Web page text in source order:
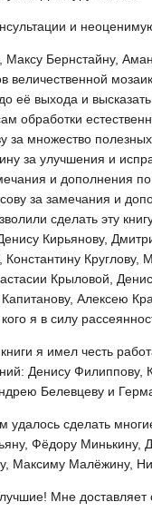
и
Бернстайну,
её выхода и
обработки
множество
за улучшения и
и дополнения
за замечания и
сделать эту
Кирьянову,
Крыловой,
Алексею
я в силу
я имел честь
Денису Филиппову,
Белевцеву и
сделать
Фёдору Минькину,
Максиму Малёжину,
Мне доставляет